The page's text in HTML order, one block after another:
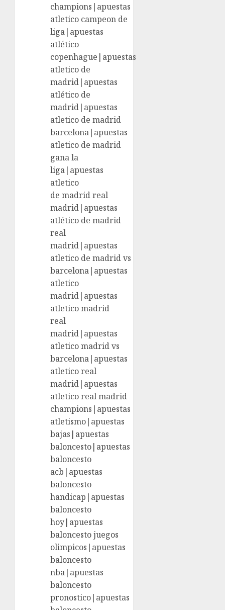
champions|apuestas
atletico campeon de
liga|apuestas
atlético
copenhague|apuestas
atletico de
madrid|apuestas
atlético de
madrid|apuestas
atletico de madrid
barcelona|apuestas
atletico de madrid
gana la
liga|apuestas
atletico
de madrid real
madrid|apuestas
atlético de madrid
real
madrid|apuestas
atletico de madrid vs
barcelona|apuestas
atletico
madrid|apuestas
atletico madrid
real
madrid|apuestas
atletico madrid vs
barcelona|apuestas
atletico real
madrid|apuestas
atletico real madrid
champions|apuestas
atletismo|apuestas
bajas|apuestas
baloncesto|apuestas
baloncesto
acb|apuestas
baloncesto
handicap|apuestas
baloncesto
hoy|apuestas
baloncesto juegos
olimpicos|apuestas
baloncesto
nba|apuestas
baloncesto
pronostico|apuestas